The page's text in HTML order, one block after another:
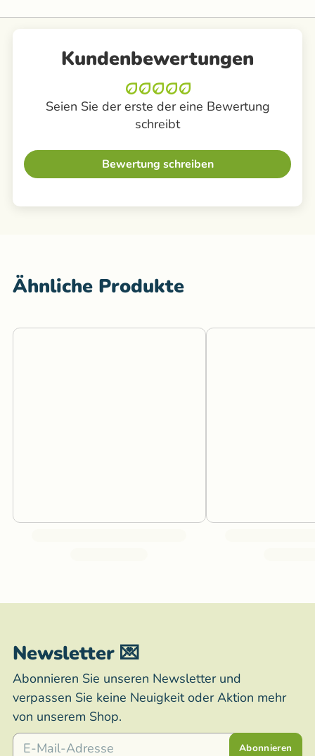
Kundenbewertungen
Seien Sie der erste der eine Bewertung
schreibt
Bewertung schreiben
Ähnliche Produkte
Newsletter 💌
Abonnieren Sie unseren Newsletter und
verpassen Sie keine Neuigkeit oder Aktion mehr
von unserem Shop.
E-Mail
Abonnieren